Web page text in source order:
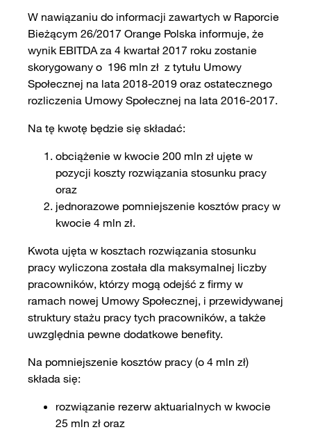
W nawiązaniu do informacji zawartych w Raporcie
Bieżącym 26/2017 Orange Polska informuje, że
wynik EBITDA za 4 kwartał 2017 roku zostanie
skorygowany o 196 mln zł z tytułu Umowy
Społecznej na lata 2018-2019 oraz ostatecznego
rozliczenia Umowy Społecznej na lata 2016-2017.
Na tę kwotę będzie się składać:
obciążenie w kwocie 200 mln zł ujęte w
pozycji koszty rozwiązania stosunku pracy
oraz
jednorazowe pomniejszenie kosztów pracy w
kwocie 4 mln zł.
Kwota ujęta w kosztach rozwiązania stosunku
pracy wyliczona została dla maksymalnej liczby
pracowników, którzy mogą odejść z firmy w
ramach nowej Umowy Społecznej, i przewidywanej
struktury stażu pracy tych pracowników, a także
uwzględnia pewne dodatkowe benefity.
Na pomniejszenie kosztów pracy (o 4 mln zł)
składa się:
rozwiązanie rezerw aktuarialnych w kwocie
25 mln zł oraz